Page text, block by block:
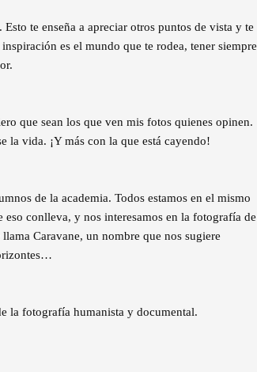
te enseña a apreciar otros puntos de vista y te
es el mundo que te rodea, tener siempre
que sean los que ven mis fotos quienes opinen.
vida. ¡Y más con la que está cayendo!
de la academia. Todos estamos en el mismo
conlleva, y nos interesamos en la fotografía de
Caravane, un nombre que nos sugiere
la fotografía humanista y documental.